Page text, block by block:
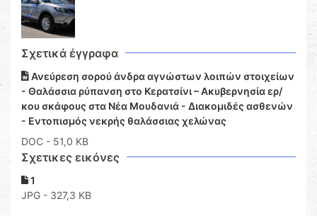
Σχετικά έγγραφα
Ανεύρεση σορού άνδρα αγνώστων λοιπών στοιχείων
- Θαλάσσια ρύπανση στο Κερατσίνι – Ακυβερνησία ερ/
κου σκάφους στα Νέα Μουδανιά - Διακομιδές ασθενών
- Εντοπισμός νεκρής θαλάσσιας χελώνας
DOC - 51,0 KB
Σχετικες εικόνες
1
JPG - 327,3 KB